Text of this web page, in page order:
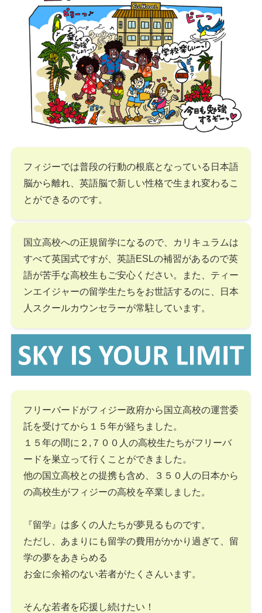
フィジーでは普段の行動の根底となっている日本語
脳から離れ、英語脳で新しい性格で生まれ変わるこ
とができるのです。
国立高校への正規留学になるので、カリキュラムは
すべて英国式ですが、英語ESLの補習があるので英
語が苦手な高校生もご安心ください。また、ティー
ンエイジャーの留学生たちをお世話するのに、日本
人スクールカウンセラーが常駐しています。
フリーバードがフィジー政府から国立高校の運営委
託を受けてから１５年が経ちました。
１５年の間に２,７００人の高校生たちがフリーバ
ードを巣立って行くことができました。
他の国立高校との提携も含め、３５０人の日本から
の高校生がフィジーの高校を卒業しました。
『留学』は多くの人たちが夢見るものです。
ただし、あまりにも留学の費用がかかり過ぎて、留
学の夢をあきらめる
お金に余裕のない若者がたくさんいます。
そんな若者を応援し続けたい！